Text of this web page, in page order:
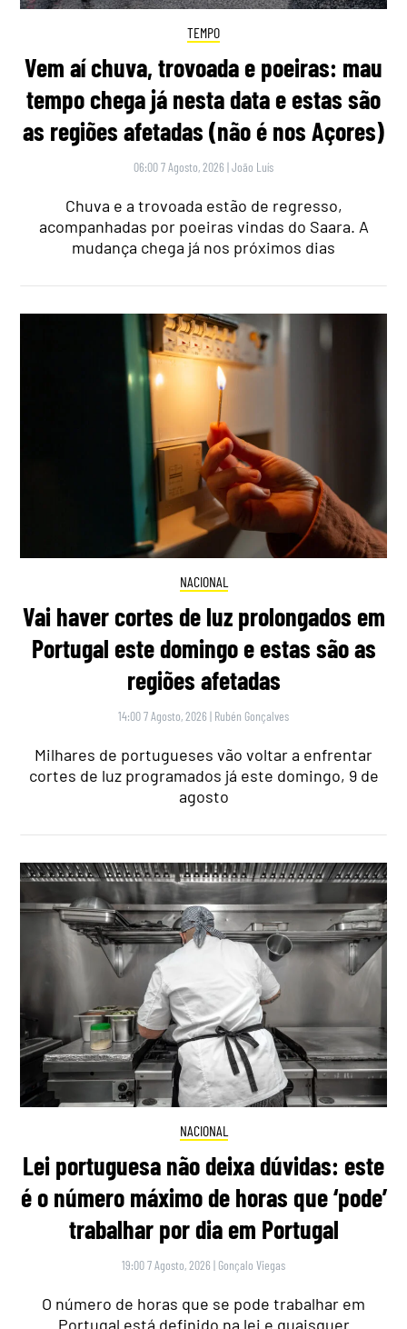
TEMPO
Vem aí chuva, trovoada e poeiras: mau
tempo chega já nesta data e estas são
as regiões afetadas (não é nos Açores)
06:00 7 Agosto, 2026 |João Luís
Chuva e a trovoada estão de regresso,
acompanhadas por poeiras vindas do Saara. A
mudança chega já nos próximos dias
NACIONAL
Vai haver cortes de luz prolongados em
Portugal este domingo e estas são as
regiões afetadas
14:00 7 Agosto, 2026 | Rubén Gonçalves
Milhares de portugueses vão voltar a enfrentar
cortes de luz programados já este domingo, 9 de
agosto
NACIONAL
Lei portuguesa não deixa dúvidas: este
é o número máximo de horas que ‘pode’
trabalhar por dia em Portugal
19:00 7 Agosto, 2026 | Gonçalo Viegas
O número de horas que se pode trabalhar em
Portugal está definido na lei e quaisquer